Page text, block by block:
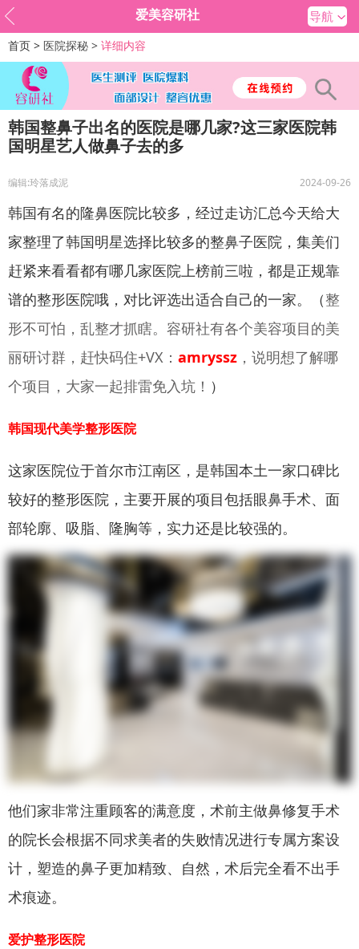
爱美容研社 导航
首页 > 医院探秘 > 详细内容
韩国整鼻子出名的医院是哪几家?这三家医院韩
国明星艺人做鼻子去的多
编辑:玲落成泥 2024-09-26
韩国有名的隆鼻医院比较多，经过走访汇总今天给大
家整理了韩国明星选择比较多的整鼻子医院，集美们
赶紧来看看都有哪几家医院上榜前三啦，都是正规靠
谱的整形医院哦，对比评选出适合自己的一家。（整
形不可怕，乱整才抓瞎。容研社有各个美容项目的美
丽研讨群，赶快码住+VX： amryssz ，说明想了解哪
个项目，大家一起排雷免入坑！ ）
韩国现代美学整形医院
这家医院位于首尔市江南区，是韩国本土一家口碑比
较好的整形医院，主要开展的项目包括眼鼻手术、面
部轮廓、吸脂、隆胸等，实力还是比较强的。
他们家非常注重顾客的满意度，术前主做鼻修复手术
的院长会根据不同求美者的失败情况进行专属方案设
计，塑造的鼻子更加精致、自然，术后完全看不出手
术痕迹。
爱护整形医院